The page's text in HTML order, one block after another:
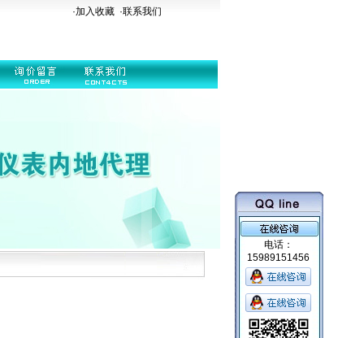
·加入收藏 ·联系我们
电话：
15989151456